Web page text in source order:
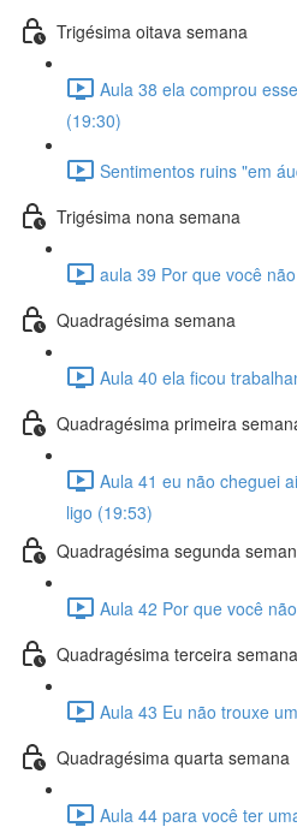
Trigésima oitava semana
Aula 38 ela comprou
(19:30)
Sentimentos ruins "em
Trigésima nona semana
aula 39 Por que você
Quadragésima semana
Aula 40 ela ficou
Quadragésima primeira
Aula 41 eu não cheguei
ligo (19:53)
Quadragésima segunda
Aula 42 Por que você
Quadragésima terceira semana
Aula 43 Eu não trouxe
Quadragésima quarta semana
Aula 44 para você ter